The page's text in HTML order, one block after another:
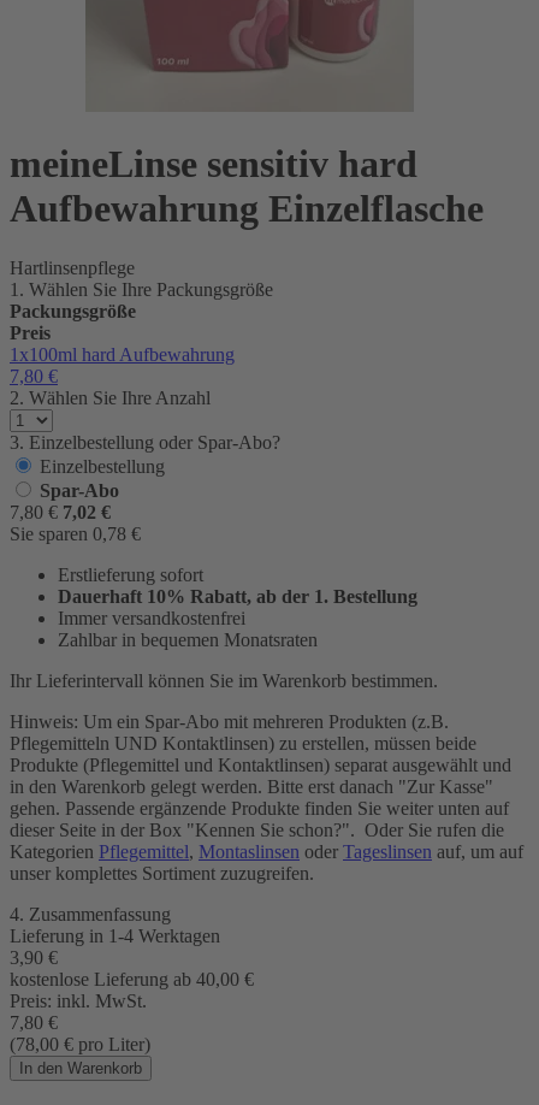
meineLinse sensitiv hard
Aufbewahrung Einzelflasche
Hartlinsenpflege
1. Wählen Sie Ihre Packungsgröße
Packungsgröße
Preis
1x100ml hard Aufbewahrung
7,80 €
2. Wählen Sie Ihre Anzahl
3. Einzelbestellung oder Spar-Abo?
Einzelbestellung
Spar-Abo
7,80 € 7,02 €
Sie sparen 0,78 €
Erstlieferung sofort
Dauerhaft 10% Rabatt, ab der 1. Bestellung
Immer versandkostenfrei
Zahlbar in bequemen Monatsraten
Ihr Lieferintervall können Sie im Warenkorb bestimmen.
Hinweis: Um ein Spar-Abo mit mehreren Produkten (z.B.
Pflegemitteln UND Kontaktlinsen) zu erstellen, müssen beide
Produkte (Pflegemittel und Kontaktlinsen) separat ausgewählt und
in den Warenkorb gelegt werden. Bitte erst danach "Zur Kasse"
gehen. Passende ergänzende Produkte finden Sie weiter unten auf
dieser Seite in der Box "Kennen Sie schon?". Oder Sie rufen die
Kategorien Pflegemittel, Montaslinsen oder Tageslinsen auf, um auf
unser komplettes Sortiment zuzugreifen.
4. Zusammenfassung
Lieferung in 1-4 Werktagen
3,90 €
kostenlose Lieferung ab 40,00 €
Preis: inkl. MwSt.
7,80 €
(78,00 € pro Liter)
In den Warenkorb